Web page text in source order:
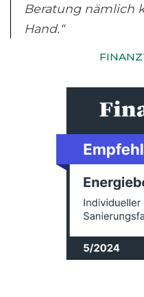
Beratung nämlich
Hand.“